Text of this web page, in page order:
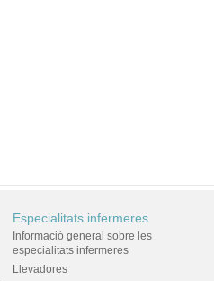
Especialitats infermeres
Informació general sobre les
especialitats infermeres
Llevadores